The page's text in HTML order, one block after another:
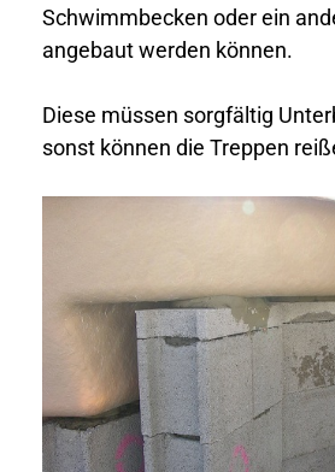
Schwimmbecken oder ein
angebaut werden können.
Diese müssen sorgfältig
sonst können die Treppen